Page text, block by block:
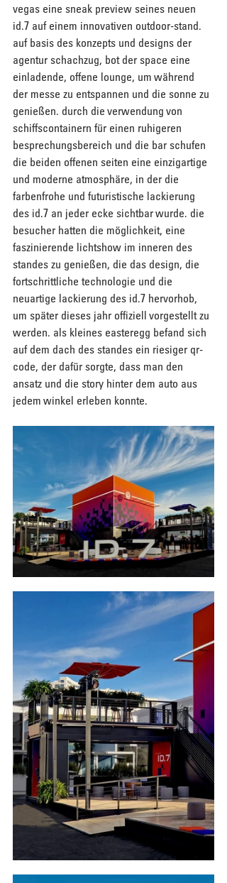
vegas eine sneak preview seines neuen
id.7 auf einem innovativen outdoor-stand.
auf basis des konzepts und designs der
agentur schachzug, bot der space eine
einladende, offene lounge, um während
der messe zu entspannen und die sonne zu
genießen. durch die verwendung von
schiffscontainern für einen ruhigeren
besprechungsbereich und die bar schufen
die beiden offenen seiten eine einzigartige
und moderne atmosphäre, in der die
farbenfrohe und futuristische lackierung
des id.7 an jeder ecke sichtbar wurde. die
besucher hatten die möglichkeit, eine
faszinierende lichtshow im inneren des
standes zu genießen, die das design, die
fortschrittliche technologie und die
neuartige lackierung des id.7 hervorhob,
um später dieses jahr offiziell vorgestellt zu
werden. als kleines easteregg befand sich
auf dem dach des standes ein riesiger qr-
code, der dafür sorgte, dass man den
ansatz und die story hinter dem auto aus
jedem winkel erleben konnte.